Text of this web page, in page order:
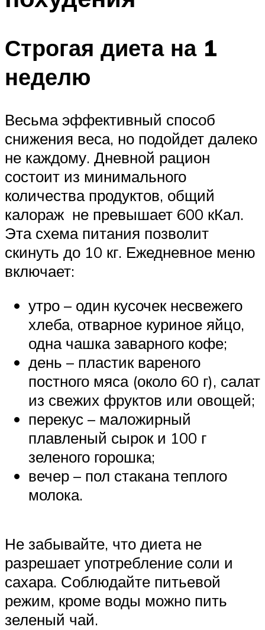
Строгая диета на 1
неделю
Весьма эффективный способ
снижения веса, но подойдет далеко
не каждому. Дневной рацион
состоит из минимального
количества продуктов, общий
калораж не превышает 600 кКал.
Эта схема питания позволит
скинуть до 10 кг. Ежедневное меню
включает:
утро – один кусочек несвежего
хлеба, отварное куриное яйцо,
одна чашка заварного кофе;
день – пластик вареного
постного мяса (около 60 г), салат
из свежих фруктов или овощей;
перекус – маложирный
плавленый сырок и 100 г
зеленого горошка;
вечер – пол стакана теплого
молока.
Не забывайте, что диета не
разрешает употребление соли и
сахара. Соблюдайте питьевой
режим, кроме воды можно пить
зеленый чай.